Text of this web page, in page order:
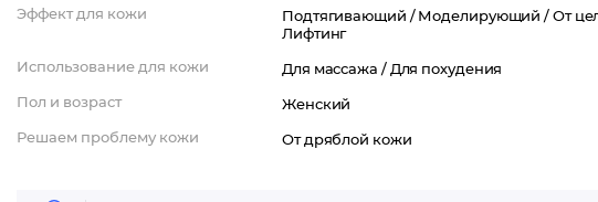
Эффект для кожи Подтягивающий / Моделирующий / От
Лифтинг
Использование для кожи Для массажа / Для похудения
Пол и возраст Женский
Решаем проблему кожи От дряблой кожи